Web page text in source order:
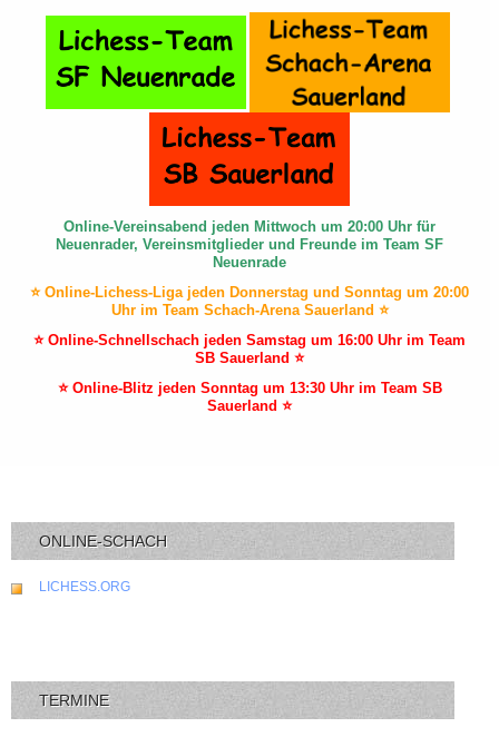
Online-Vereinsabend jeden Mittwoch um 20:00 Uhr für
Neuenrader, Vereinsmitglieder und Freunde im Team SF
Neuenrade
⭐ Online-Lichess-Liga jeden Donnerstag und Sonntag um 20:00
Uhr im Team Schach-Arena Sauerland ⭐
⭐ Online-Schnellschach jeden Samstag um 16:00 Uhr im Team
SB Sauerland ⭐
⭐ Online-Blitz jeden Sonntag um 13:30 Uhr im Team SB
Sauerland ⭐
ONLINE-SCHACH
LICHESS.ORG
TERMINE